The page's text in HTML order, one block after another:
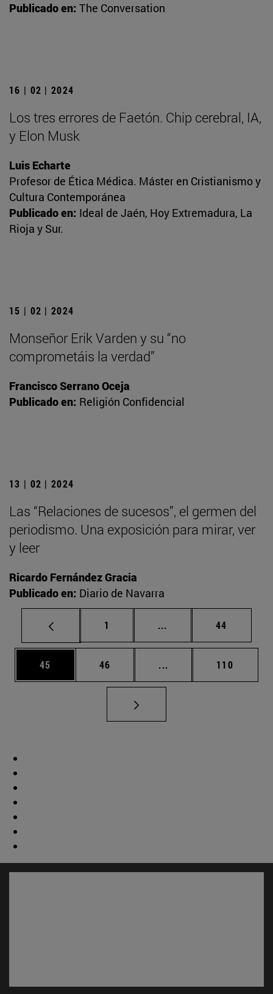
Publicado en: The Conversation
16 | 02 | 2024
Los tres errores de Faetón. Chip cerebral, IA,
y Elon Musk
Luis Echarte
Profesor de Ética Médica. Máster en Cristianismo y
Cultura Contemporánea
Publicado en: Ideal de Jaén, Hoy Extremadura, La
Rioja y Sur.
15 | 02 | 2024
Monseñor Erik Varden y su “no
comprometáis la verdad”
Francisco Serrano Oceja
Publicado en: Religión Confidencial
13 | 02 | 2024
Las “Relaciones de sucesos”, el germen del
periodismo. Una exposición para mirar, ver
y leer
Ricardo Fernández Gracia
Publicado en: Diario de Navarra
Página
1 ... Páginas intermedias
Página
44
Página
45 Página
46 ... Páginas intermedias
Página
110